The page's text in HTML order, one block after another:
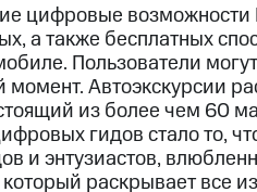
цифровые
а также бесплатных
Пользователи
Автоэкскурсии
из более чем 60
гидов стало то,
и энтузиастов,
который раскрывает все